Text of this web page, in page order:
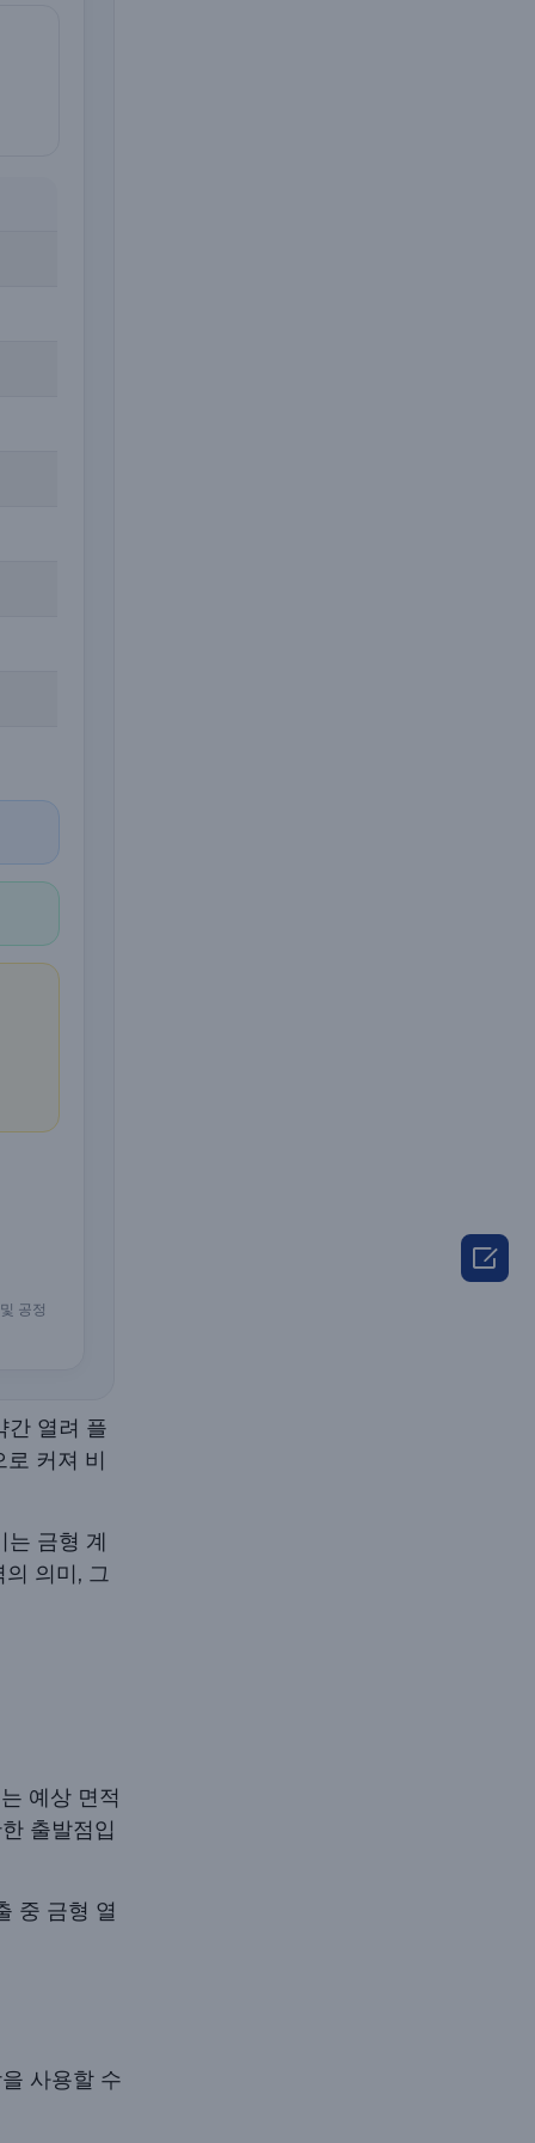
공정
간 열려 플
커져 비
금형 계
의미, 그
예상 면적
출발점입
중 금형 열
사용할 수
